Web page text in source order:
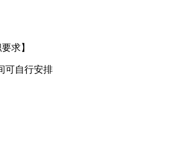
求】
可自行安排